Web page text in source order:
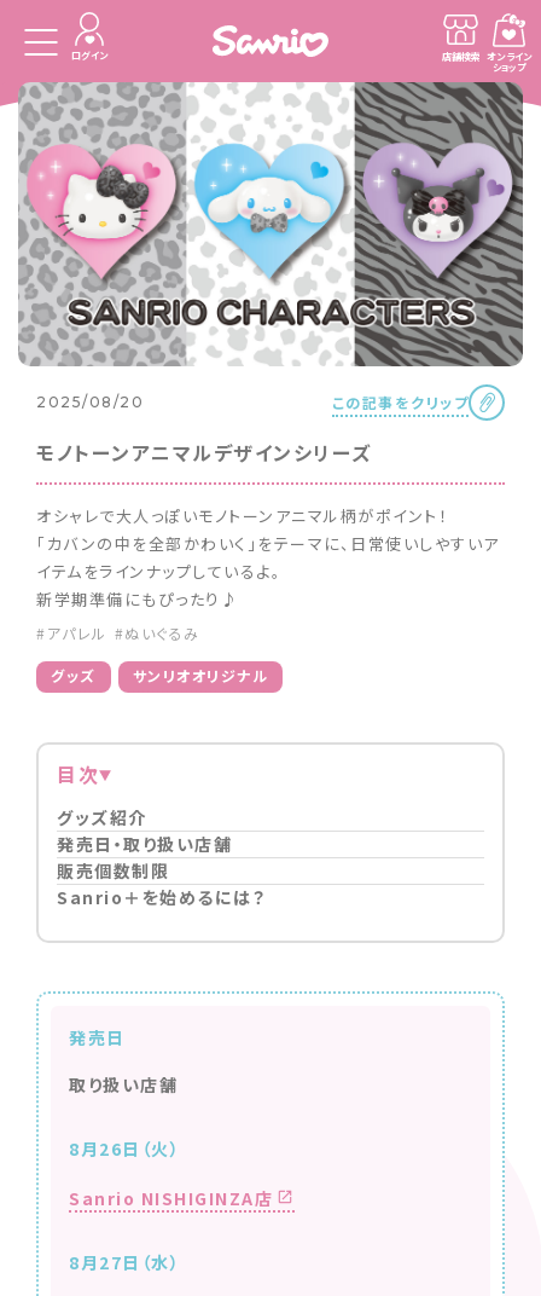
ログイン 店舗検索 オンライン
ショップ
2025/08/20 この記事をクリップ
モノトーンアニマルデザインシリーズ
オシャレで大人っぽいモノトーンアニマル柄がポイント！
「カバンの中を全部かわいく」をテーマに、日常使いしやすいア
イテムをラインナップしているよ。
新学期準備にもぴったり♪
#アパレル #ぬいぐるみ
グッズ サンリオオリジナル
目次
グッズ紹介
発売日・取り扱い店舗
販売個数制限
Sanrio＋を始めるには？
発売日
取り扱い店舗
8月26日（火）
Sanrio NISHIGINZA店
8月27日（水）